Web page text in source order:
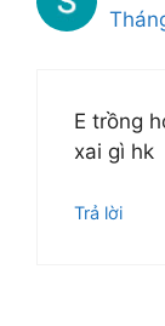
E trồng
xai gì hk
Trả lời